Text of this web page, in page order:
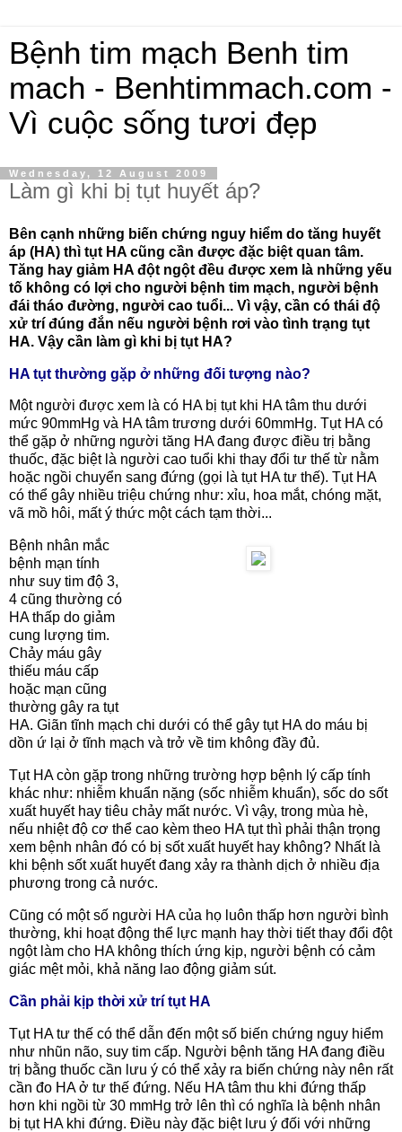
Bệnh tim mạch Benh tim
mach - Benhtimmach.com -
Vì cuộc sống tươi đẹp
Wednesday, 12 August 2009
Làm gì khi bị tụt huyết áp?
Bên cạnh những biến chứng nguy hiểm do tăng huyết
áp (HA) thì tụt HA cũng cần được đặc biệt quan tâm.
Tăng hay giảm HA đột ngột đều được xem là những yếu
tố không có lợi cho người bệnh tim mạch, người bệnh
đái tháo đường, người cao tuổi... Vì vậy, cần có thái độ
xử trí đúng đắn nếu người bệnh rơi vào tình trạng tụt
HA. Vậy cần làm gì khi bị tụt HA?
HA tụt thường gặp ở những đối tượng nào?
Một người được xem là có HA bị tụt khi HA tâm thu dưới
mức 90mmHg và HA tâm trương dưới 60mmHg. Tụt HA có
thể gặp ở những người tăng HA đang được điều trị bằng
thuốc, đặc biệt là người cao tuổi khi thay đổi tư thế từ nằm
hoặc ngồi chuyển sang đứng (gọi là tụt HA tư thế). Tụt HA
có thể gây nhiều triệu chứng như: xỉu, hoa mắt, chóng mặt,
vã mồ hôi, mất ý thức một cách tạm thời...
Bệnh nhân mắc
bệnh mạn tính
như suy tim độ 3,
4 cũng thường có
HA thấp do giảm
cung lượng tim.
Chảy máu gây
thiếu máu cấp
hoặc mạn cũng
thường gây ra tụt
HA. Giãn tĩnh mạch chi dưới có thể gây tụt HA do máu bị
dồn ứ lại ở tĩnh mạch và trở về tim không đầy đủ.
Tụt HA còn gặp trong những trường hợp bệnh lý cấp tính
khác như: nhiễm khuẩn nặng (sốc nhiễm khuẩn), sốc do sốt
xuất huyết hay tiêu chảy mất nước. Vì vậy, trong mùa hè,
nếu nhiệt độ cơ thể cao kèm theo HA tụt thì phải thận trọng
xem bệnh nhân đó có bị sốt xuất huyết hay không? Nhất là
khi bệnh sốt xuất huyết đang xảy ra thành dịch ở nhiều địa
phương trong cả nước.
Cũng có một số người HA của họ luôn thấp hơn người bình
thường, khi hoạt động thể lực mạnh hay thời tiết thay đổi đột
ngột làm cho HA không thích ứng kịp, người bệnh có cảm
giác mệt mỏi, khả năng lao động giảm sút.
Cần phải kịp thời xử trí tụt HA
Tụt HA tư thế có thể dẫn đến một số biến chứng nguy hiểm
như nhũn não, suy tim cấp. Người bệnh tăng HA đang điều
trị bằng thuốc cần lưu ý có thể xảy ra biến chứng này nên rất
cần đo HA ở tư thế đứng. Nếu HA tâm thu khi đứng thấp
hơn khi ngồi từ 30 mmHg trở lên thì có nghĩa là bệnh nhân
bị tụt HA khi đứng. Điều này đặc biệt lưu ý đối với những